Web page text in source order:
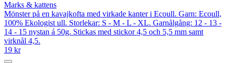
Marks & kattens
Mönster på en kavajkofta med virkade kanter i Ecoull. Garn: Ecoull,
100% Ekologist ull. Storlekar: S - M - L - XL. Garnålgång: 12 - 13 -
14 - 15 nystan á 50g. Stickas med stickor 4,5 och 5,5 mm samt
virknål 4,5.
19 kr